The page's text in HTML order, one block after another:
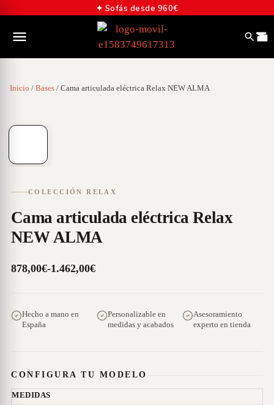
✦ Sofás desde 960€
Inicio / Bases / Cama articulada eléctrica Relax NEW ALMA
COLECCIÓN RELAX
Cama articulada eléctrica Relax
NEW ALMA
878,00€-1.462,00€
Hecho a mano en
España
Personalizable en
medidas y acabados
Asesoramiento
experto en tienda
CONFIGURA TU MODELO
MEDIDAS